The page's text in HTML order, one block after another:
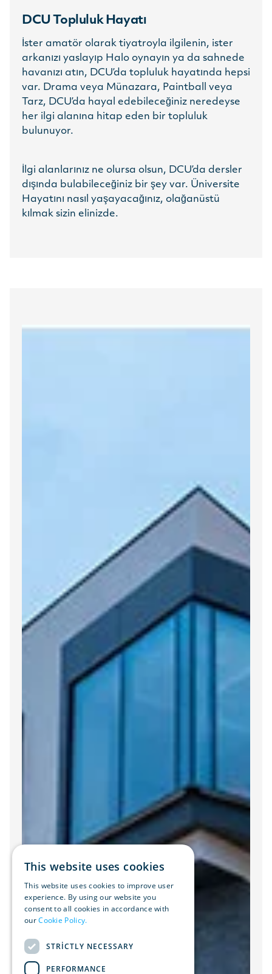
DCU Topluluk Hayatı
İster amatör olarak tiyatroyla ilgilenin, ister
arkanızı yaslayıp Halo oynayın ya da sahnede
havanızı atın, DCU’da topluluk hayatında hepsi
var. Drama veya Münazara, Paintball veya
Tarz, DCU’da hayal edebileceğiniz neredeyse
her ilgi alanına hitap eden bir topluluk
bulunuyor.
İlgi alanlarınız ne olursa olsun, DCU’da dersler
dışında bulabileceğiniz bir şey var. Üniversite
Hayatını nasıl yaşayacağınız, olağanüstü
kılmak sizin elinizde.
This website uses cookies
This website uses cookies to improve user
experience. By using our website you
consent to all cookies in accordance with
ourCookie Policy.
STRICTLY NECESSARY
PERFORMANCE